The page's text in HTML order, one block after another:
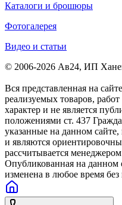
Каталоги и брошюры
Фотогалерея
Видео и статьи
© 2006-2026 Ав24, ИП
Вся представленная на
реализуемых товаров,
характер и не является
положениями ст. 437
указанные на данном
и являются
рассчитывается
Опубликованная на
изменена в любое время